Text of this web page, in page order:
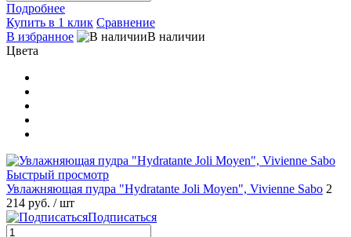
Подробнее
Купить в 1 клик Сравнение
В избранное
В наличии
Цвета
Быстрый просмотр
Увлажняющая пудра "Hydratante Joli Moyen", Vivienne Sabo 2
214 руб. / шт
Подписаться